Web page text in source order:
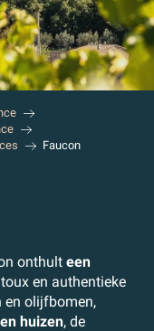
Faucon
favoris
onthult een
en authentieke
en olijfbomen,
huizen, de